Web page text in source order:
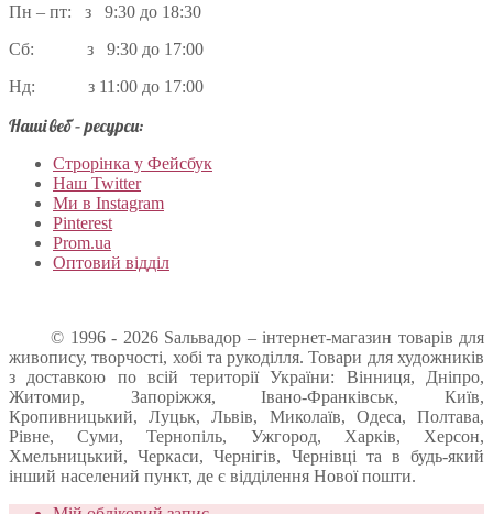
Пн – пт: з 9:30 до 18:30
Сб: з 9:30 до 17:00
Нд: з 11:00 до 17:00
Наші веб – ресурси:
Строрінка у Фейсбук
Наш Twitter
Ми в Instagram
Pinterest
Prom.ua
Оптовий відділ
© 1996 - 2026 Sальвадор – інтернет-магазин товарів для
живопису, творчості, хобі та рукоділля. Товари для художників
з доставкою по всій території України: Вінниця, Дніпро,
Житомир, Запоріжжя, Івано-Франківськ, Київ,
Кропивницький, Луцьк, Львів, Миколаїв, Одеса, Полтава,
Рівне, Суми, Тернопіль, Ужгород, Харків, Херсон,
Хмельницький, Черкаси, Чернігів, Чернівці та в будь-який
інший населений пункт, де є відділення Нової пошти.